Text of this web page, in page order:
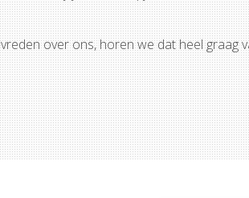
over ons, horen we dat heel